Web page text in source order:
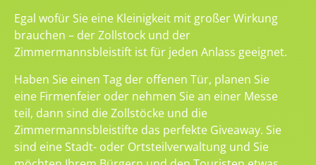
Egal wofür Sie eine Kleinigkeit mit großer Wirkung
brauchen – der Zollstock und der
Zimmermannsbleistift ist für jeden Anlass geeignet.
Haben Sie einen Tag der offenen Tür, planen Sie
eine Firmenfeier oder nehmen Sie an einer Messe
teil, dann sind die Zollstöcke und die
Zimmermannsbleistifte das perfekte Giveaway. Sie
sind eine Stadt- oder Ortsteilverwaltung und Sie